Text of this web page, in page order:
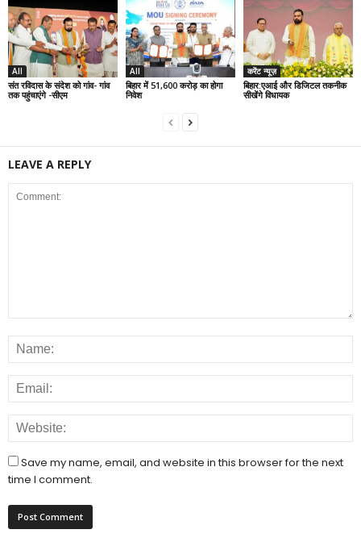
All
संत रविदास के संदेश को गांव- गांव
तक पहुंचाएंगे -सीएम
All
बिहार में 51,600 करोड़ का होगा
निवेश
करेंट न्यूज़
बिहार:एआई और डिजिटल तकनीक
सीखेंगे विधायक
LEAVE A REPLY
Save my name, email, and website in this browser for the next
time I comment.